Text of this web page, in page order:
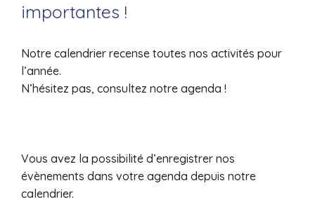
importantes !
Notre calendrier recense toutes nos activités pour
l’année.
N’hésitez pas, consultez notre agenda !
Vous avez la possibilité d’enregistrer nos
évènements dans votre agenda depuis notre
calendrier.